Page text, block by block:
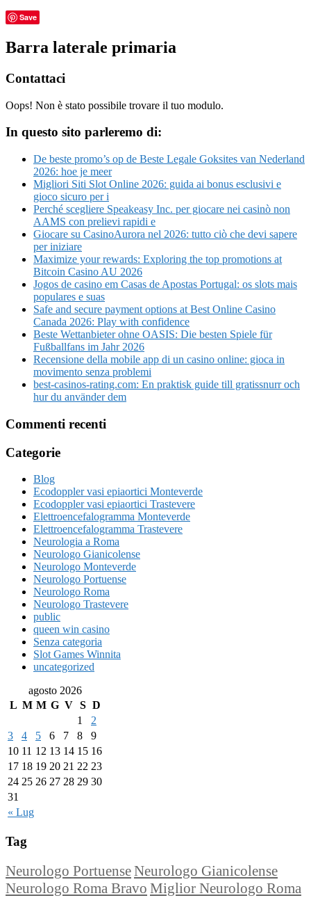
Save
Barra laterale primaria
Contattaci
Oops! Non è stato possibile trovare il tuo modulo.
In questo sito parleremo di:
De beste promo’s op de Beste Legale Goksites van Nederland
2026: hoe je meer
Migliori Siti Slot Online 2026: guida ai bonus esclusivi e
gioco sicuro per i
Perché scegliere Speakeasy Inc. per giocare nei casinò non
AAMS con prelievi rapidi e
Giocare su CasinoAurora nel 2026: tutto ciò che devi sapere
per iniziare
Maximize your rewards: Exploring the top promotions at
Bitcoin Casino AU 2026
Jogos de casino em Casas de Apostas Portugal: os slots mais
populares e suas
Safe and secure payment options at Best Online Casino
Canada 2026: Play with confidence
Beste Wettanbieter ohne OASIS: Die besten Spiele für
Fußballfans im Jahr 2026
Recensione della mobile app di un casino online: gioca in
movimento senza problemi
best-casinos-rating.com: En praktisk guide till gratissnurr och
hur du använder dem
Commenti recenti
Categorie
Blog
Ecodoppler vasi epiaortici Monteverde
Ecodoppler vasi epiaortici Trastevere
Elettroencefalogramma Monteverde
Elettroencefalogramma Trastevere
Neurologia a Roma
Neurologo Gianicolense
Neurologo Monteverde
Neurologo Portuense
Neurologo Roma
Neurologo Trastevere
public
queen win casino
Senza categoria
Slot Games Winnita
uncategorized
agosto 2026
L M M G V S D
« Lug
1
2
3
4 5 6 7 8
9
10 11 12 13 14 15 16
17 18 19 20 21 22 23
24 25 26 27 28 29 30
31
Tag
Neurologo PortuenseNeurologo Gianicolense
Neurologo Roma Bravo Miglior Neurologo Roma